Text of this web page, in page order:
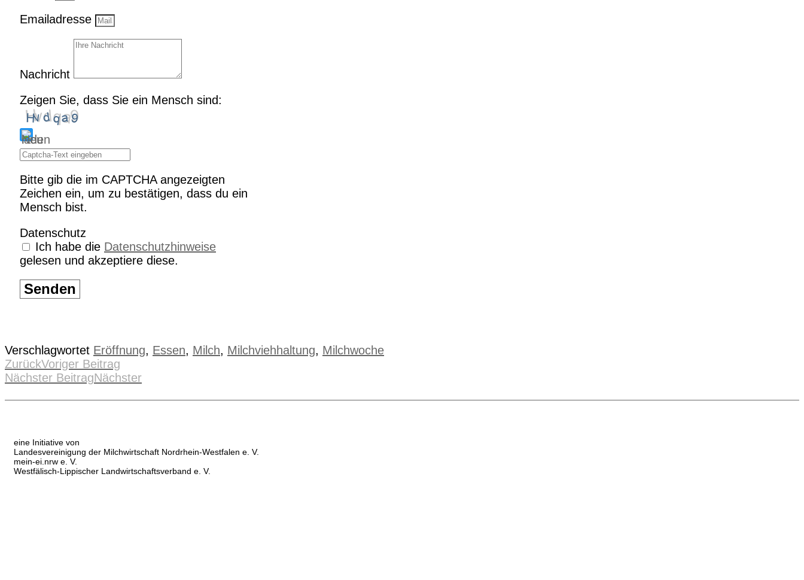
Emailadresse
Nachricht
Zeigen Sie, dass Sie ein Mensch sind:
Bitte gib die im CAPTCHA angezeigten
Zeichen ein, um zu bestätigen, dass du ein
Mensch bist.
Datenschutz
Ich habe die Datenschutzhinweise
gelesen und akzeptiere diese.
Senden
Verschlagwortet Eröffnung, Essen, Milch, Milchviehhaltung, Milchwoche
ZurückVoriger Beitrag
Nächster BeitragNächster
eine Initiative von
Landesvereinigung der Milchwirtschaft Nordrhein-Westfalen e. V.
mein-ei.nrw e. V.
Westfälisch-Lippischer Landwirtschaftsverband e. V.